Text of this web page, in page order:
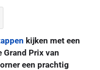
kijken met een
Prix van
een prachtig